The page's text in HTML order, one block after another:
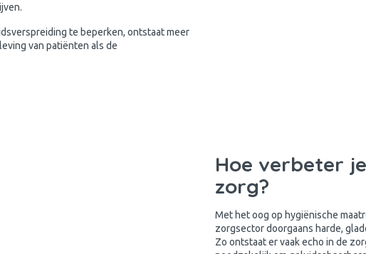
te beperken, ontstaat meer
van patiënten als de
Hoe verbeter
zorg?
Met het oog op hygiënische
zorgsector doorgaans harde,
Zo ontstaat er vaak echo in de